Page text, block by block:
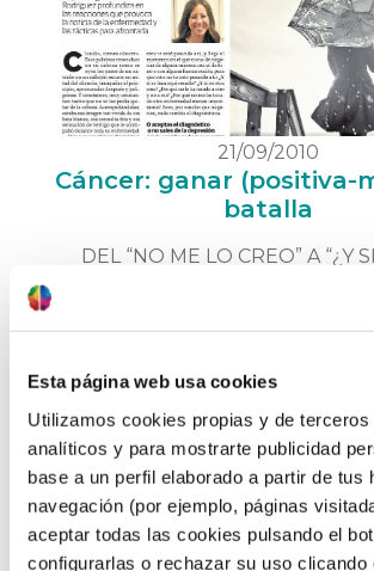
Esta página web usa cookies
Utilizamos cookies propias y de terceros
analíticos y para mostrarte publicidad
base a un perfil elaborado a partir de tus
navegación (por ejemplo, páginas
aceptar todas las cookies pulsando el
configurarlas o rechazar su uso clicando
21/09/2010
Cáncer: ganar (positiva-
batalla
DEL “NO ME LO CREO” A “¿Y
EQUIVOCADO?” “Claudia,
esas palabras resonaban en su
se oyen los pasos de un
tranquilas al principio,
peligrosas. Y constantes, muy
tanto que no se las podía quitar